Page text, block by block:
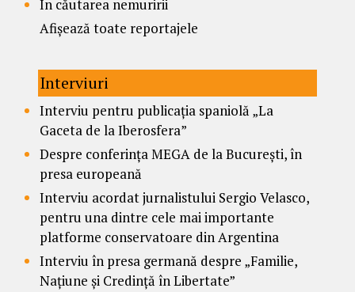
În căutarea nemuririi
Afișează toate reportajele
Interviuri
Interviu pentru publicația spaniolă „La
Gaceta de la Iberosfera”
Despre conferința MEGA de la București, în
presa europeană
Interviu acordat jurnalistului Sergio Velasco,
pentru una dintre cele mai importante
platforme conservatoare din Argentina
Interviu în presa germană despre „Familie,
Națiune și Credință în Libertate”